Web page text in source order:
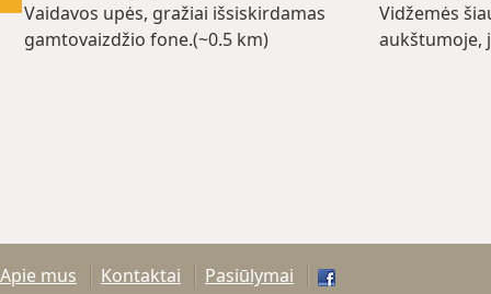
Vaidavos upės, gražiai išsiskirdamas
gamtovaizdžio fone.(~0.5 km)
Vidžemės
aukštumoje,
Apie mus Kontaktai Pasiūlymai